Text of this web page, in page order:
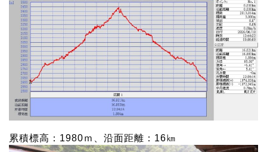
累積標高：1980ｍ、沿面距離：16㎞